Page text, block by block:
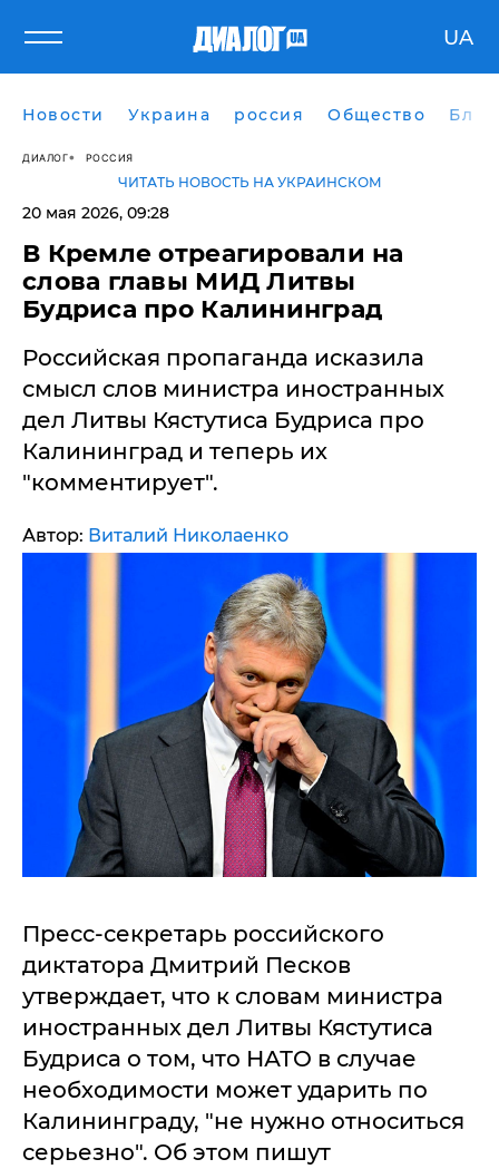
UA
Новости Украина россия Общество
ДИАЛОГ РОССИЯ
ЧИТАТЬ НОВОСТЬ НА УКРАИНСКОМ
20 мая 2026, 09:28
В Кремле отреагировали на
слова главы МИД Литвы
Будриса про Калининград
Российская пропаганда исказила
смысл слов министра иностранных
дел Литвы Кястутиса Будриса про
Калининград и теперь их
"комментирует".
Автор: Виталий Николаенко
Пресс-секретарь российского
диктатора Дмитрий Песков
утверждает, что к словам министра
иностранных дел Литвы Кястутиса
Будриса о том, что НАТО в случае
необходимости может ударить по
Калининграду, "не нужно относиться
серьезно". Об этом пишут